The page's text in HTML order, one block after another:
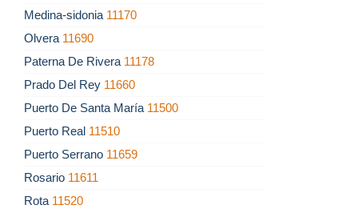
Medina-sidonia 11170
Olvera 11690
Paterna De Rivera 11178
Prado Del Rey 11660
Puerto De Santa María 11500
Puerto Real 11510
Puerto Serrano 11659
Rosario 11611
Rota 11520